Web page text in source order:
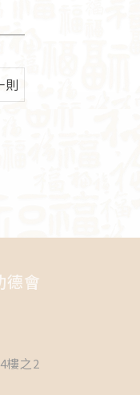
則
德會
樓之2